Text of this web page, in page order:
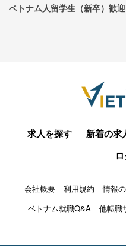
ベトナム人留学生（新卒）歓迎
求人を探す 新着の求
会社概要 利用規約 情報
ベトナム就職Q&A
他転職